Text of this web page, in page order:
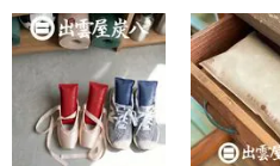
Payでお支払いの場合、決済のた
※予約商品は決済手段ごとに定めら
了することがございます。ご了承
さい。
【配送伝票番号について】